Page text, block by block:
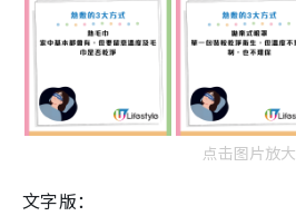
点击图片放大
文字版：